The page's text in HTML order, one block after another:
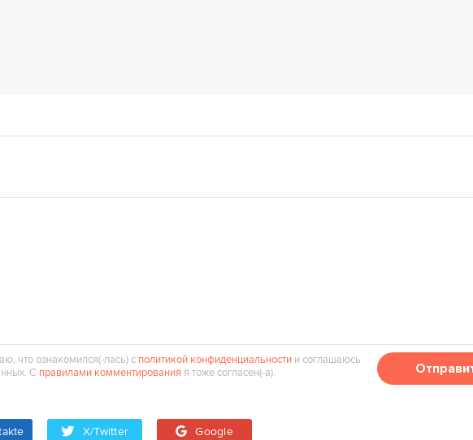
что ознакомился(‑лась) с политикой конфиденциальности и соглашаюсь
С правилами комментирования я тоже согласен(‑а).
X/Twitter Google